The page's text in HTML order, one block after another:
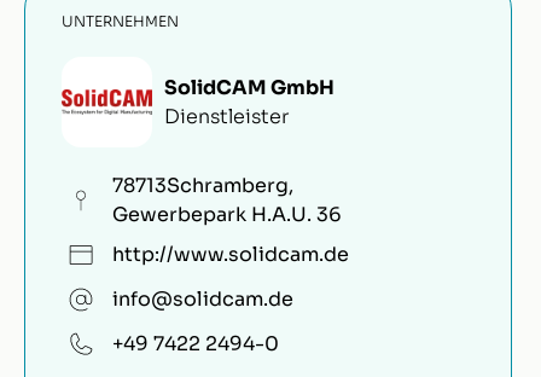
UNTERNEHMEN
SolidCAM GmbH
Dienstleister
78713Schramberg,
Gewerbepark H.A.U. 36
http://www.solidcam.de
info@solidcam.de
+49 7422 2494-0